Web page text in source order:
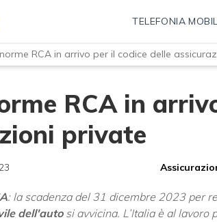
TELEFONIA
RCA in arrivo per il codice delle
RCA in
private
: la scadenza del 31 dicembre 2023 per
dell'autosi avvicina. L’Italia è al lavoro